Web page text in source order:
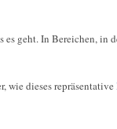
geht. In Bereichen, in
wie dieses repräsentative